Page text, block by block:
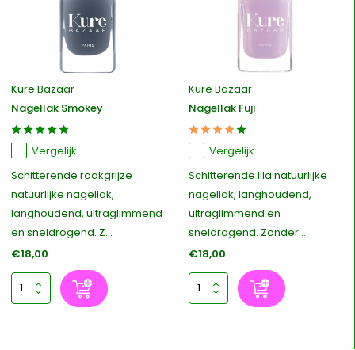
Kure Bazaar
Nagellak Smokey
Vergelijk
Schitterende rookgrijze
natuurlijke nagellak,
langhoudend, ultraglimmend
en sneldrogend. Z...
€18,00
Kure Bazaar
Nagellak Fuji
Vergelijk
Schitterende lila natuurlijke
nagellak, langhoudend,
ultraglimmend en
sneldrogend. Zonder ...
€18,00